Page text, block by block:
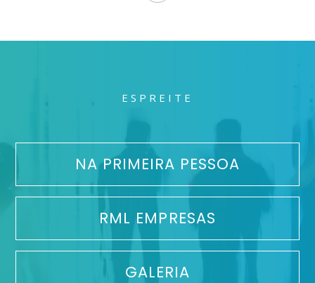
ESPREITE
NA PRIMEIRA PESSOA
RML EMPRESAS
GALERIA